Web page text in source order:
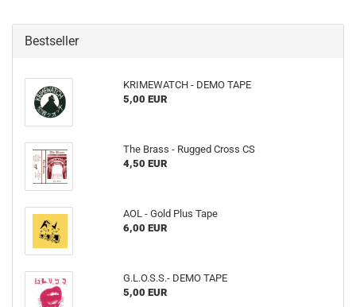
Bestseller
KRIMEWATCH - DEMO TAPE
5,00 EUR
The Brass - Rugged Cross CS
4,50 EUR
AOL - Gold Plus Tape
6,00 EUR
G.L.O.S.S.- DEMO TAPE
5,00 EUR